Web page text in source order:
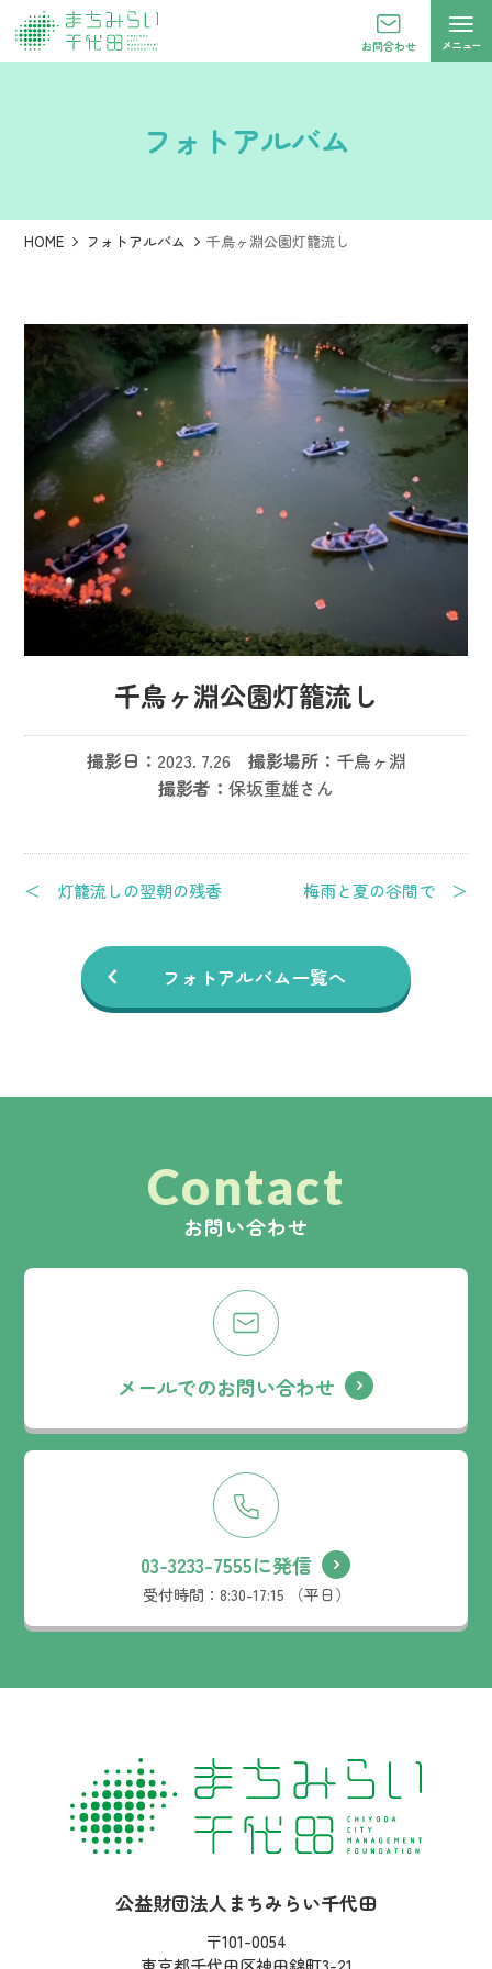
お問合わせ メニュー
フォトアルバム
HOME フォトアルバム 千鳥ヶ淵公園灯籠流し
千鳥ヶ淵公園灯籠流し
撮影日： 2023. 7.26 撮影場所： 千鳥ヶ淵
撮影者： 保坂重雄さん
＜ 灯籠流しの翌朝の残香 梅雨と夏の谷間で ＞
フォトアルバム一覧へ
Contact
お問い合わせ
メールでのお問い合わせ
03-3233-7555に発信
受付時間： 8:30-17:15 （平日）
社名：
公益財団法人まちみらい千代田
住所：
〒101-0054